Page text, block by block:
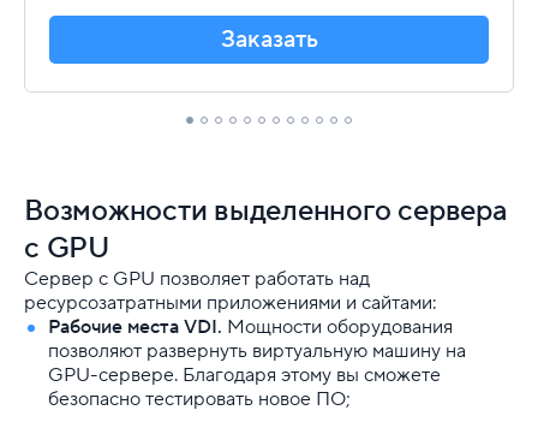
Заказать
Возможности выделенного сервера
с GPU
Сервер с GPU позволяет работать над
ресурсозатратными приложениями и сайтами:
Рабочие места VDI. Мощности оборудования
позволяют развернуть виртуальную машину на
GPU-сервере. Благодаря этому вы сможете
безопасно тестировать новое ПО;